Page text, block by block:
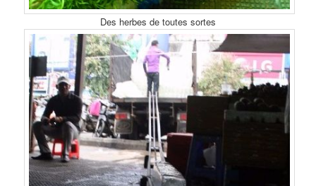
Des herbes de toutes sortes